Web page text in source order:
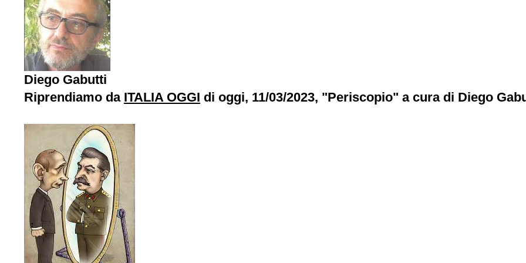
Riprendiamo da ITALIA OGGI di oggi, 11/03/2023, "Periscopio" a cura di Diego
Diego Gabutti